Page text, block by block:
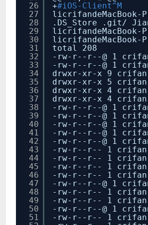
26
27
28
29
30
31
32
33
34
35
36
37
38
39
40
41
42
43
44
45
46
47
48
49
50
51
+#iOS-Client^M
.DS_Store .git/
licrifandeMacBook-
total 208
-rw-r--r--@ 1
-rw-r--r--@ 1
drwxr-xr-x 9 crifan
drwxr-xr-x 5 crifan
drwxr-xr-x 4 crifan
drwxr-xr-x 4 crifan
-rw-r--r--@ 1
-rw-r--r--@ 1
-rw-r--r--@ 1
-rw-r--r--@ 1
-rw-r--r--@ 1 crifan
-rw-r--r-- 1 crifan
-rw-r--r-- 1 crifan
-rw-r--r-- 1 crifan
-rw-r--r-- 1 crifan
-rw-r--r--@ 1 crifan
-rw-r--r-- 1 crifan
-rw-r--r-- 1 crifan
-rw-r--r--@ 1 crifan
-rw-r--r-- 1 crifan